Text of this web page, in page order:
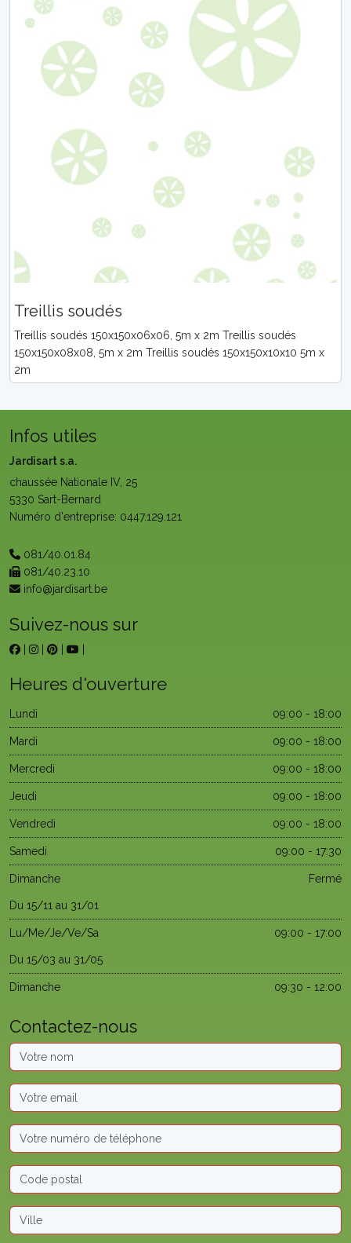
Treillis soudés
Treillis soudés 150x150x06x06, 5m x 2m Treillis soudés
150x150x08x08, 5m x 2m Treillis soudés 150x150x10x10 5m x
2m
Infos utiles
Jardisart s.a.
chaussée Nationale IV, 25
5330 Sart-Bernard
Numéro d'entreprise: 0447.129.121
081/40.01.84
081/40.23.10
info@jardisart.be
Suivez-nous sur
Heures d'ouverture
Lundi 09:00 - 18:00
Mardi 09:00 - 18:00
Mercredi 09:00 - 18:00
Jeudi 09:00 - 18:00
Vendredi 09:00 - 18:00
Samedi 09:00 - 17:30
Dimanche Fermé
Du 15/11 au 31/01
Lu/Me/Je/Ve/Sa 09:00 - 17:00
Du 15/03 au 31/05
Dimanche 09:30 - 12:00
Contactez-nous